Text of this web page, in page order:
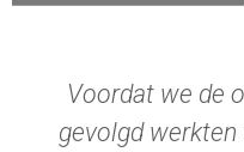
Voordat we de
gevolgd